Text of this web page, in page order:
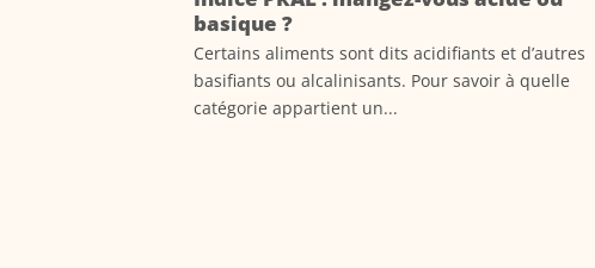
basique ?
Certains aliments sont dits acidifiants et d’autres
basifiants ou alcalinisants. Pour savoir à quelle
catégorie appartient un...